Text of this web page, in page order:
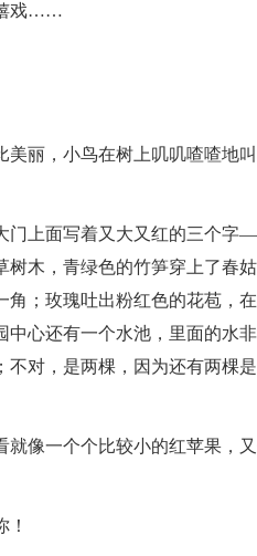
嬉戏……
丽，小鸟在树上叽叽喳喳地
门上面写着又大又红的三个
木，青绿色的竹笋穿上了春
；玫瑰吐出粉红色的花苞，
心还有一个水池，里面的水
对，是两棵，因为还有两棵
像一个个比较小的红苹果，